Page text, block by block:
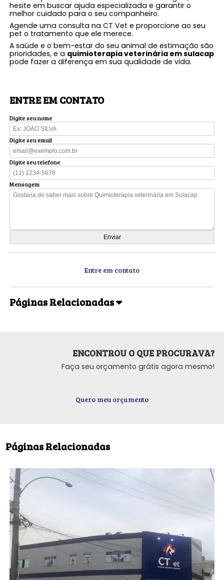
hesite em buscar ajuda especializada e garantir o
melhor cuidado para o seu companheiro.
Agende uma consulta na CT Vet e proporcione ao seu
pet o tratamento que ele merece.
A saúde e o bem-estar do seu animal de estimação são
prioridades, e a quimioterapia veterinária em sulacap
pode fazer a diferença em sua qualidade de vida.
ENTRE EM CONTATO
Digite seu nome
Digite seu email
Digite seu telefone
Mensagem
Entre em contato
Páginas Relacionadas
ENCONTROU O QUE PROCURAVA?
Faça seu orçamento grátis agora mesmo!
Quero meu orçamento
Páginas Relacionadas